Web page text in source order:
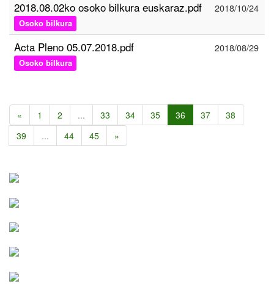
2018.08.02ko osoko bilkura euskaraz.pdf
Osoko bilkura
2018/10/24
Acta Pleno 05.07.2018.pdf
Osoko bilkura
2018/08/29
« 1 2 ... 33 34 35 36 37
38
39
... 44 45 »